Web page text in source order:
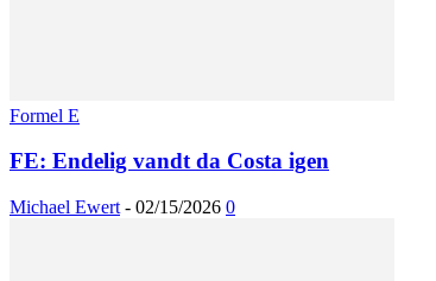
Formel E
FE: Endelig vandt da Costa igen
Michael Ewert - 02/15/2026 0